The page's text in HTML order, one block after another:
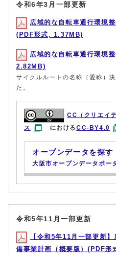
令和6年3月一部更新
広域的な自転車通行環境
(PDF形式, 1.37MB)
広域的な自転車通行環境
2.82MB)
サイクルルートの名称（愛称）
た。
CC（クリエイ
ス
におけるCC-BY4.0
オープンデータを探す
大阪市オープンデータポー
令和5年11月一部更新
【令和5年11月一部更新
備事業計画（概要版）(PDF